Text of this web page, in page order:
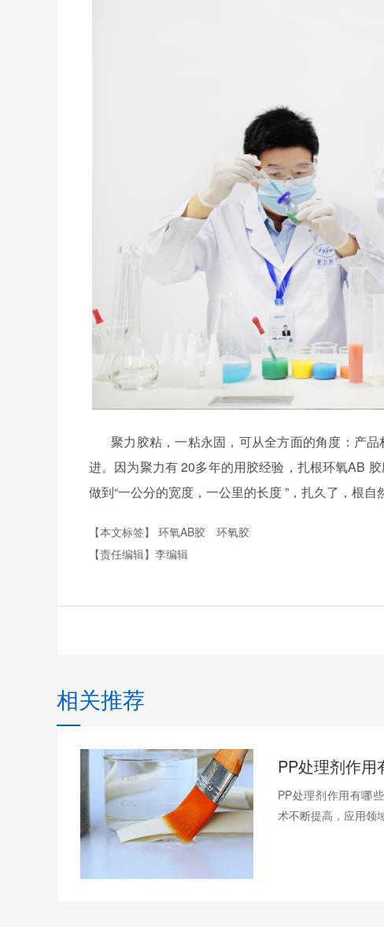
聚力胶粘，一粘永固， 可从全方面的角度：产
进。因为聚力有20多年的用胶经验，扎根环氧AB
做到“一公分的宽度，一公里的长度” ，扎久了，根
【本文标签】 环氧AB胶
环氧胶
【责任编辑】 李编辑
相关推荐
PP处理剂作用有哪
术不断提高，应用领